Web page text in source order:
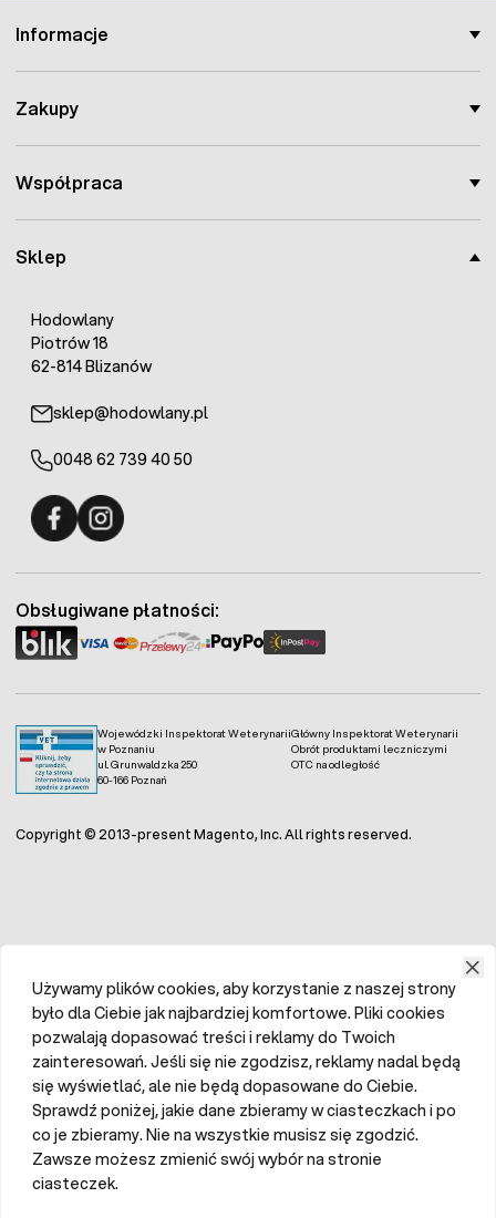
Sklep
Hodowlany
Piotrów 18
62-814 Blizanów
sklep@hodowlany.pl
0048 62 739 40 50
Informacje
Zakupy
Współpraca
Wojewódzki Inspektorat Weterynarii
w Poznaniu
ul. Grunwaldzka 250
60-166 Poznań
Główny Inspektorat Weterynarii
Obrót produktami leczniczymi
OTC na odległość
Obsługiwane płatności:
Copyright © 2013-present Magento, Inc. All rights reserved.
Używamy plików cookies, aby korzystanie z naszej strony
było dla Ciebie jak najbardziej komfortowe. Pliki cookies
pozwalają dopasować treści i reklamy do Twoich
zainteresowań. Jeśli się nie zgodzisz, reklamy nadal będą
się wyświetlać, ale nie będą dopasowane do Ciebie.
Sprawdź poniżej, jakie dane zbieramy w ciasteczkach i po
co je zbieramy. Nie na wszystkie musisz się zgodzić.
Zawsze możesz zmienić swój wybór na stronie
ciasteczek.